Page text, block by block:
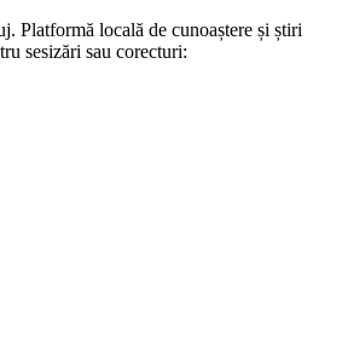
. Platformă locală de cunoaștere și știri
sesizări sau corecturi: